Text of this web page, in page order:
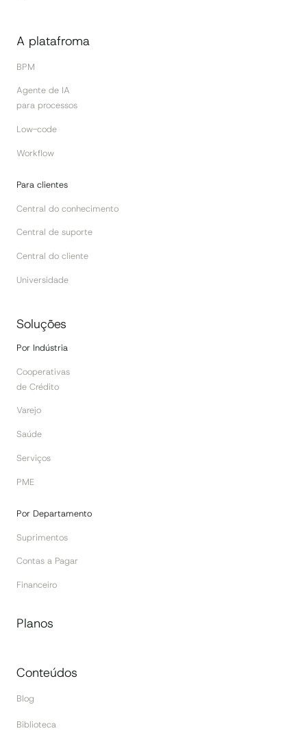
A platafroma
BPM
Agente de IA
para processos
Low-code
Workflow
Para clientes
Central do conhecimento
Central de suporte
Central do cliente
Universidade
Soluções
Por Indústria
Cooperativas
de Crédito
Varejo
Saúde
Serviços
PME
Por Departamento
Suprimentos
Contas a Pagar
Financeiro
Planos
Conteúdos
Blog
Biblioteca